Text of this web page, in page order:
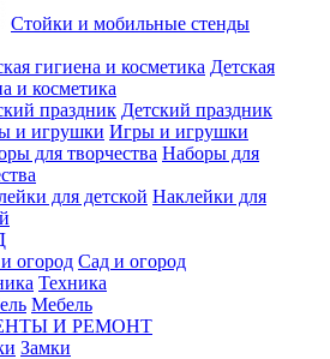
Стойки и мобильные стенды
Детская
и косметика
Детский праздник
Игры и игрушки
Наборы для
Наклейки для
Сад и огород
Техника
Мебель
И РЕМОНТ
Замки